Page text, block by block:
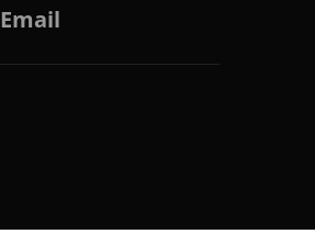
Email